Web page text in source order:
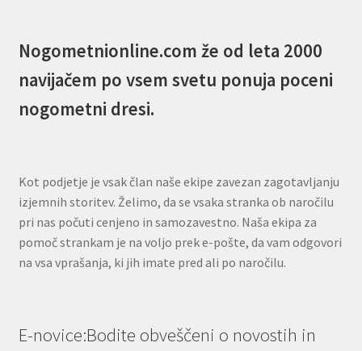
Nogometnionline.com že od leta 2000
navijačem po vsem svetu ponuja poceni
nogometni dresi.
Kot podjetje je vsak član naše ekipe zavezan zagotavljanju
izjemnih storitev. Želimo, da se vsaka stranka ob naročilu
pri nas počuti cenjeno in samozavestno. Naša ekipa za
pomoč strankam je na voljo prek e-pošte, da vam odgovori
na vsa vprašanja, ki jih imate pred ali po naročilu.
E-novice:Bodite obveščeni o novostih in